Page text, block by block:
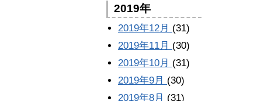
2019年
2019年12月 (31)
2019年11月 (30)
2019年10月 (31)
2019年9月 (30)
2019年8月 (31)